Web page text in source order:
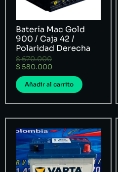
Batería Mac Gold
900 / Caja 42 /
Polaridad Derecha
$670.000
$ 580.000
Añadir al carrito